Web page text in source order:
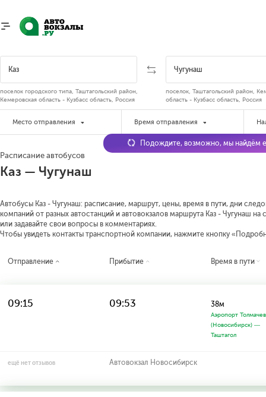
поселок городского типа, Таштагольский район,
Кемеровская область - Кузбасс область, Россия
поселок, Таштагольский район,
область - Кузбасс область, Россия
Место отправления Время отправления
Расписание автобусов
Каз — Чугунаш
Автобусы Каз - Чугунаш: расписание, маршрут, цены, время в пути, дни
компаний от разных автостанций и автовокзалов маршрута Каз - Чугунаш
или задавайте свои вопросы в комментариях.
Чтобы увидеть контакты транспортной компании, нажмите кнопку
Подождите, возможно, мы найдём
Отправление Прибытие Время в пути
09:15 09:53 38м
Аэропорт
(Новосибирск) —
Таштагол
ещё нет отзывов Автовокзал Новосибирск